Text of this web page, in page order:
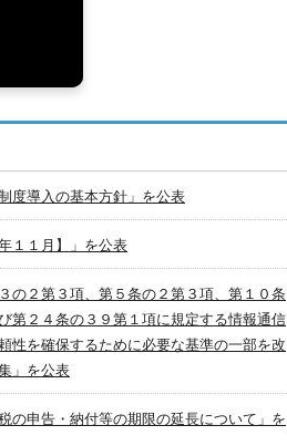
度導入の基本方針」を公表
１１月】」を公表
の２第３項、第５条の２第３項、第１０条
第２４条の３９第１項に規定する情報通信
性を確保するために必要な基準の一部を改
」を公表
の申告・納付等の期限の延長について」を